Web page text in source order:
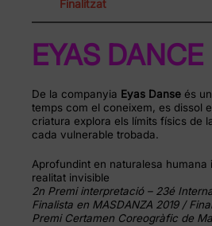
Finalitzat
EYAS
De la companyia Eyas Danse és
temps com el coneixem, es dissol
criatura explora els límits físics de
cada vulnerable trobada.
Aprofundint en naturalesa
realitat invisible
2n Premi interpretació – 23é
Finalista en MASDANZA 2019 /
Premi Certamen Coreogràfic de